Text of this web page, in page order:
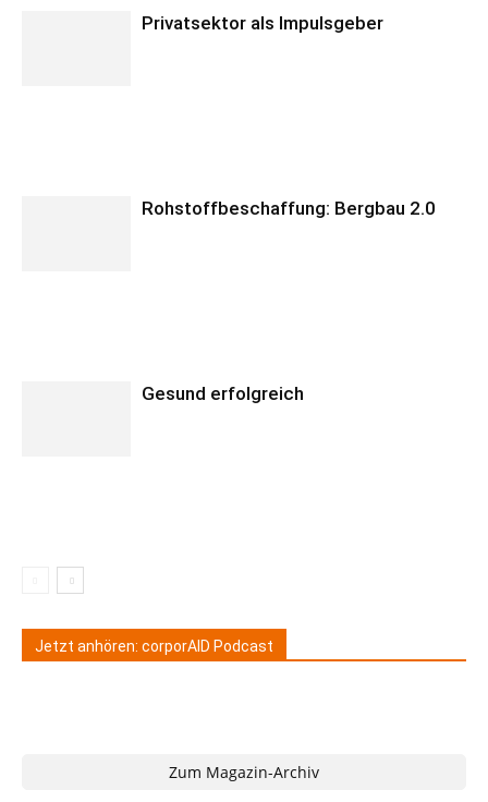
Privatsektor als Impulsgeber
Rohstoffbeschaffung: Bergbau 2.0
Gesund erfolgreich
Jetzt anhören: corporAID Podcast
Zum Magazin-Archiv